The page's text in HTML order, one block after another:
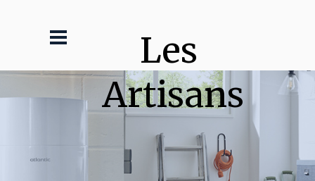
Les
Artisans